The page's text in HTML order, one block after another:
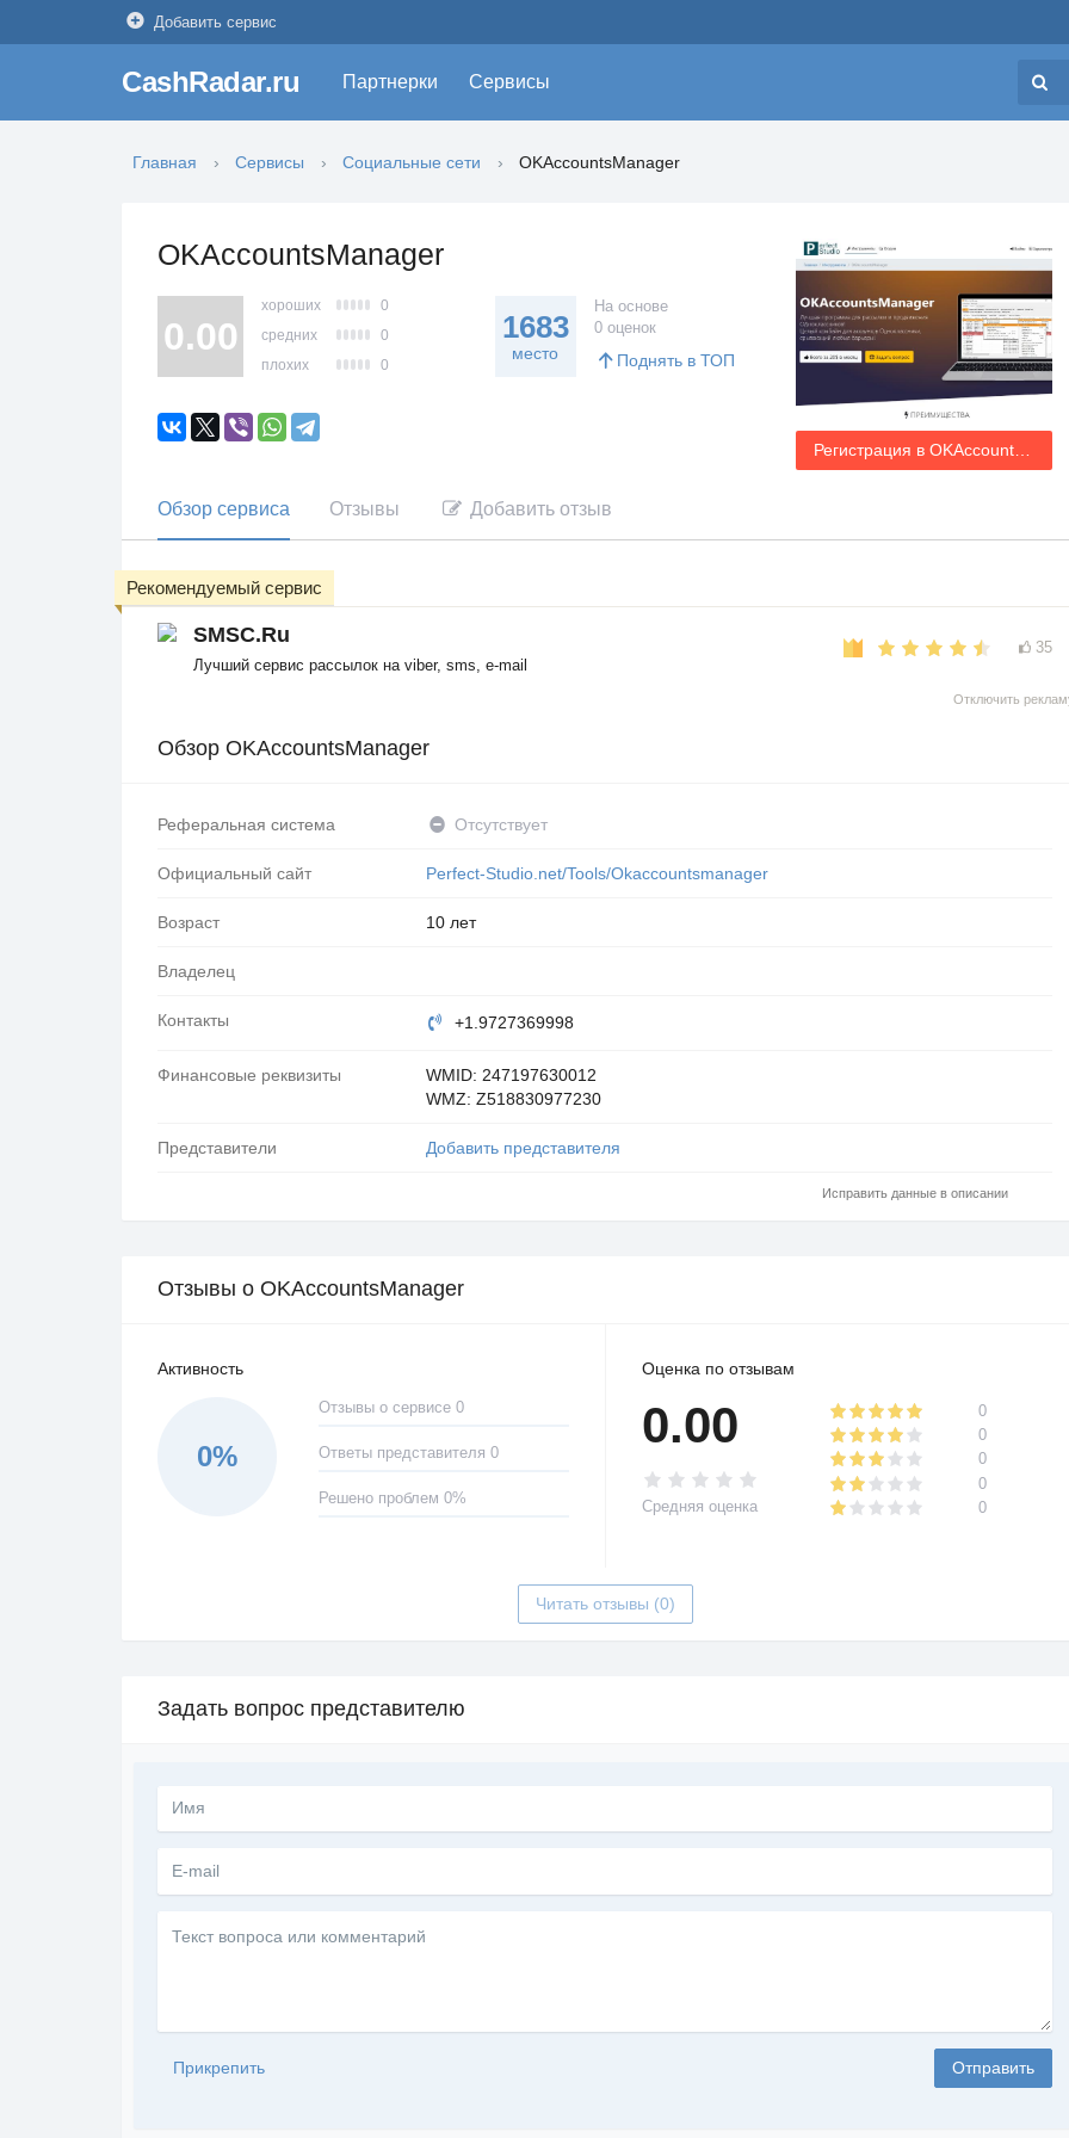
Добавить сервис
CashRadar.ru Партнерки Сервисы
Главная Сервисы Социальные сети OKAccountsManager
OKAccountsManager
0.00
хороших
0
средних
0
плохих
0
1683
место
На основе
0 оценок
Поднять в ТОП
Обзор сервиса Отзывы Добавить отзыв
SMSC.Ru
Лучший сервис рассылок на viber, sms, e-mail
35
Рекомендуемый сервис
Отключить
Обзор OKAccountsManager
Реферальная система Отсутствует
Официальный сайт Perfect-Studio.net/Tools/Okaccountsmanager
Возраст 10 лет
Владелец
Контакты +1.9727369998
Финансовые реквизиты
WMID: 247197630012
WMZ: Z518830977230
Представители Добавить представителя
Исправить данные в описании
Отзывы о OKAccountsManager
Активность
0%
Отзывы о сервисе 0
Ответы представителя 0
Решено проблем 0%
Оценка по отзывам
0.00
Средняя оценка
0
0
0
0
0
Читать отзывы (0)
Задать вопрос представителю
вопроса
Отправить
Прикрепить